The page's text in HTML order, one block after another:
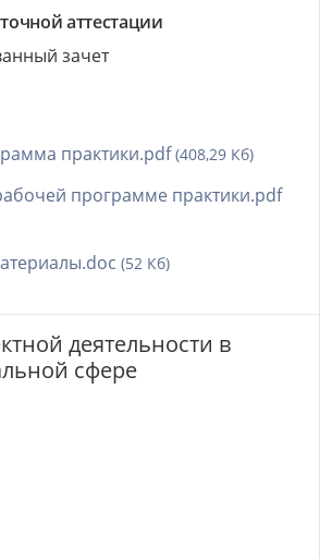
аттестации
зачет
практики.pdf(408,29 Кб)
программе практики.pdf
(52 Кб)
деятельности в
сфере